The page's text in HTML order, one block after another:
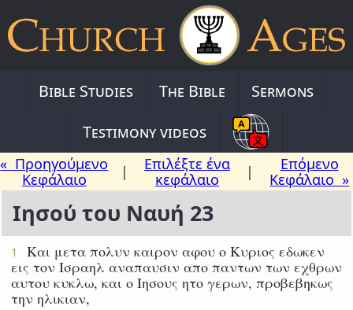
Bible Studies The Bible
Sermons
Testimony videos
« Προηγούμενο
Κεφάλαιο
|
Επιλέξτε ένα
κεφάλαιο
|
Επόμενο
Κεφάλαιο »
Ιησού του Ναυή 23
1
Και μετα πολυν καιρον αφου ο Κυριος εδωκεν
εις τον Ισραηλ αναπαυσιν απο παντων των εχθρων
αυτου κυκλω, και ο Ιησους ητο γερων, προβεβηκως
την ηλικιαν,